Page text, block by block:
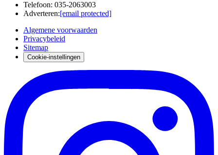
Telefoon: 035-2063003
Adverteren:[email protected]
Algemene voorwaarden
Privacybeleid
Sitemap
Cookie-instellingen